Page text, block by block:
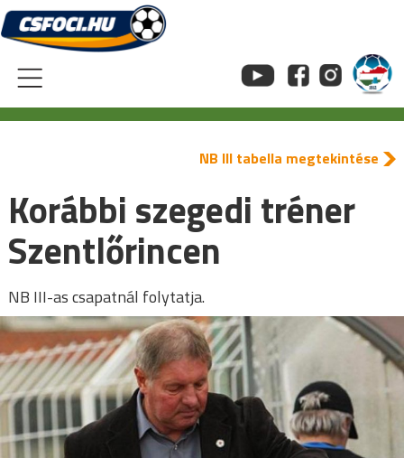
Skip
to
content
NB III tabella megtekintése
Korábbi szegedi tréner
Szentlőrincen
NB III-as csapatnál folytatja.